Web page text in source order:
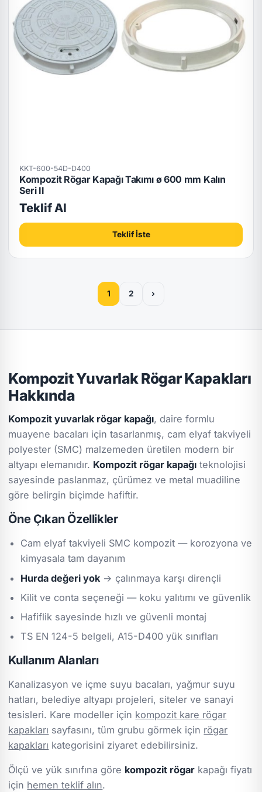
KKT-600-54D-D400
Kompozit Rögar Kapağı Takımı ø 600 mm Kalın
Seri II
Teklif Al
Teklif İste
1 2 ›
Kompozit Yuvarlak Rögar Kapakları
Hakkında
Kompozit yuvarlak rögar kapağı, daire formlu
muayene bacaları için tasarlanmış, cam elyaf takviyeli
polyester (SMC) malzemeden üretilen modern bir
altyapı elemanıdır. Kompozit rögar kapağı teknolojisi
sayesinde paslanmaz, çürümez ve metal muadiline
göre belirgin biçimde hafiftir.
Öne Çıkan Özellikler
Cam elyaf takviyeli SMC kompozit — korozyona ve
kimyasala tam dayanım
Hurda değeri yok → çalınmaya karşı dirençli
Kilit ve conta seçeneği — koku yalıtımı ve güvenlik
Hafiflik sayesinde hızlı ve güvenli montaj
TS EN 124-5 belgeli, A15-D400 yük sınıfları
Kullanım Alanları
Kanalizasyon ve içme suyu bacaları, yağmur suyu
hatları, belediye altyapı projeleri, siteler ve sanayi
tesisleri. Kare modeller için kompozit kare rögar
kapakları sayfasını, tüm grubu görmek için rögar
kapakları kategorisini ziyaret edebilirsiniz.
Ölçü ve yük sınıfına göre kompozit rögar kapağı fiyatı
için hemen teklif alın.